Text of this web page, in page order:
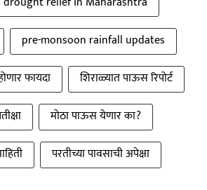
pre-monsoon rainfall updates
फायदा
शिराळ्यात पाऊस रिपोर्ट
मोठा पाऊस येणार का?
परतीच्या पावसाची अपेक्षा